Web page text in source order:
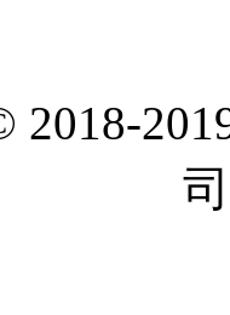
2018-